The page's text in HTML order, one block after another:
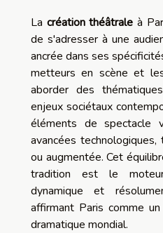
La création théâtrale à
de s'adresser à une
ancrée dans ses
metteurs en scène et
aborder des
enjeux sociétaux
éléments de spectacle
avancées
ou augmentée. Cet
tradition est le
dynamique et
affirmant Paris comme
dramatique mondial.